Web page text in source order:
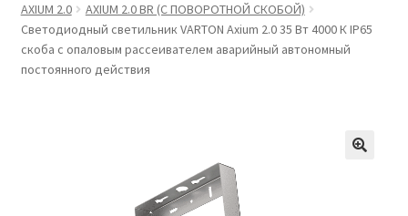
FAQ про кронштейны
Заказ проекта освещения
AXIUM 2.0
AXIUM 2.0 BR (С ПОВОРОТНОЙ СКОБОЙ)
Светодиодный светильник VARTON Axium 2.0 35 Вт 4000 К IP65
скоба с опаловым рассеивателем аварийный автономный
постоянного действия